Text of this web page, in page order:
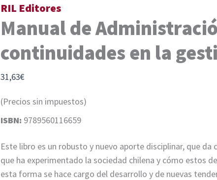
RIL Editores
Manual de
continuidades en la
31,63€
(Precios sin impuestos)
ISBN: 9789560116659
Este libro es un robusto y nuevo aporte disciplinar, que
que ha experimentado la sociedad chilena y cómo estos
esta forma se hace cargo del desarrollo y de nuevas